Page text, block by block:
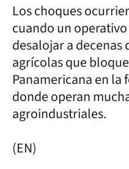
Los choques
cuando un
desalojar a decenas
agrícolas que
Panamericana en la
donde operan
agroindustriales.
(EN)